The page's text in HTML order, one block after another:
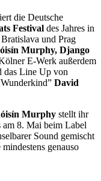
die Deutsche
Festival des Jahres in
und Prag
Murphy, Django
E-Werk außerdem
das Line Up von
David
Murphy stellt ihr
am 8. Mai beim Label
Sound gemischt
genauso